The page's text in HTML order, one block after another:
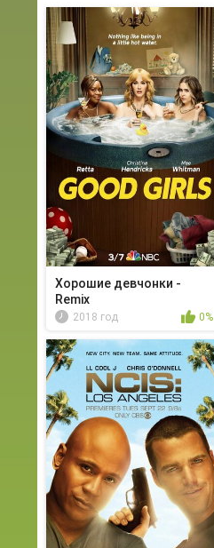
Хорошие девчонки -
Remix
2018 год 0%